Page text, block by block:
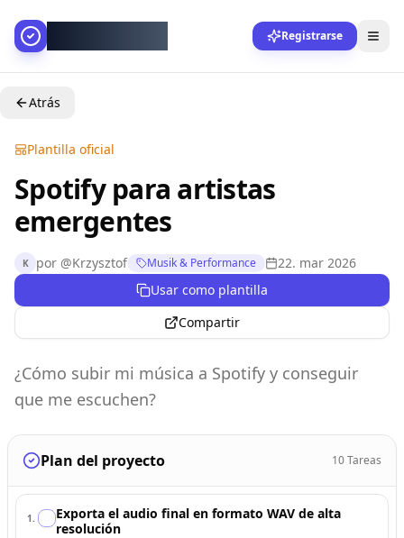
Registrarse
Atrás
Plantilla oficial
Spotify para artistas
emergentes
K por @Krzysztof Musik & Performance
22. mar 2026
Usar como plantilla
Compartir
¿Cómo subir mi música a Spotify y conseguir
que me escuchen?
Plan del proyecto 10Tareas
1 .
Exporta el audio final en formato WAV de alta
resolución